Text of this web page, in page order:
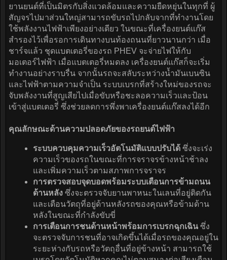
ยานยนต์ที่เป็นมิตรกับสิ่งแวดล้อมและความยืดหยุ่นในทุกที่ ผู้
สัญจรไปมาส่วนใหญ่สามารถขับรถไปกลับจากที่ทำงานโดย
ใช้พลังงานไฟฟ้าเพียงอย่างเดียว ในขณะที่เครื่องยนต์แก๊ส
สำรองไว้เพื่อรอการเดินทางบนท้องถนนที่ยาวนานกว่า เมื่อ
ชาร์จแล้ว ชุดแบตเตอรี่ของรถ PHEV จะจ่ายไฟให้กับ
มอเตอร์ไฟฟ้า เมื่อแบตเตอรี่หมดลง เครื่องยนต์แก๊สก็จะเริ่ม
ทำงานอย่างราบรื่น จากนั้นรถจะสลับระหว่างน้ำมันเบนซิน
และไฟฟ้าตามความจำเป็น ระบบเบรกที่สร้างใหม่ของรถจะ
จับพลังงานที่สูญเสียไปเมื่อขับหรือชะลอความเร็วและป้อน
เข้าสู่แบตเตอรี่ ซึ่งช่วยลดการพึ่งพาเครื่องยนต์แก๊สลงได้อีก
คุณลักษณะด้านความปลอดภัยของรถยนต์ไฟฟ้า
ระบบควบคุมความเร็วอัตโนมัติแบบปรับได้ ซึ่งจะเร่ง
ความเร็วของรถในขณะที่การจราจรข้างหน้าช้าลง
และเพิ่มความเร็วตามสภาพการจราจร
การตรวจสอบจุดบอดพร้อมระบบเตือนการข้ามถนน
ด้านหลัง ซึ่งจะตรวจจับยานพาหนะในเลนที่อยู่ติดกัน
และเตือนวัตถุที่อยู่ด้านหลังรถของคุณหรือข้ามด้าน
หลังในขณะที่กำลังขับขี่
การเตือนการชนด้านหน้าพร้อมการเบรกฉุกเฉิน ซึ่ง
จะตรวจจับการชนที่อาจเกิดขึ้นได้เมื่อรถของคุณอยู่ใน
ระยะห่างกับรถหรือวัตถุอื่นที่อยู่ข้างหน้า สามารถใช้